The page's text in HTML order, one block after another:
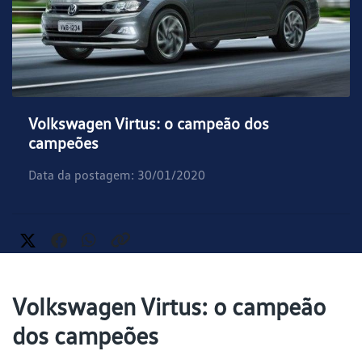
Volkswagen Virtus: o campeão dos
campeões
Data da postagem: 30/01/2020
Volkswagen Virtus: o campeão
dos campeões